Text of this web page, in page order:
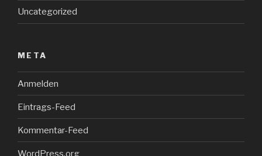
Uncategorized
META
Anmelden
Eintrags-Feed
Kommentar-Feed
WordPress.org